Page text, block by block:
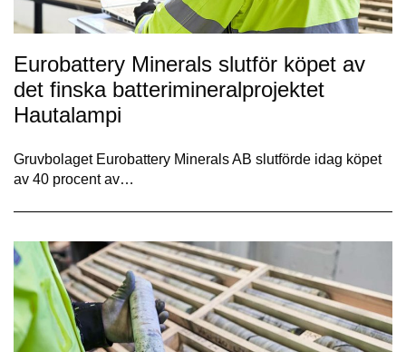
Eurobattery Minerals slutför köpet av
det finska batterimineralprojektet
Hautalampi
Gruvbolaget Eurobattery Minerals AB slutförde idag köpet
av 40 procent av…